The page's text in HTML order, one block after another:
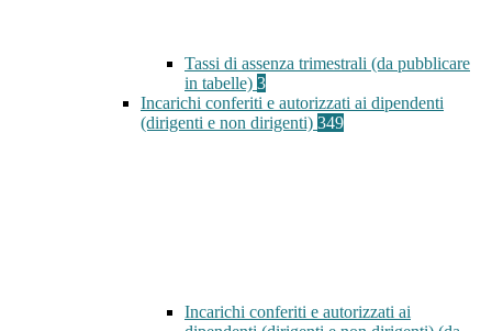
Tassi di assenza trimestrali (da pubblicare
in tabelle) 3
Incarichi conferiti e autorizzati ai dipendenti
(dirigenti e non dirigenti) 349
Incarichi conferiti e autorizzati ai